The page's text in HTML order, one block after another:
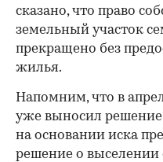
сказано, что право
земельный участок
прекращено без
жилья.
Напомним, что в
уже выносил решение
на основании иска
решение о выселении